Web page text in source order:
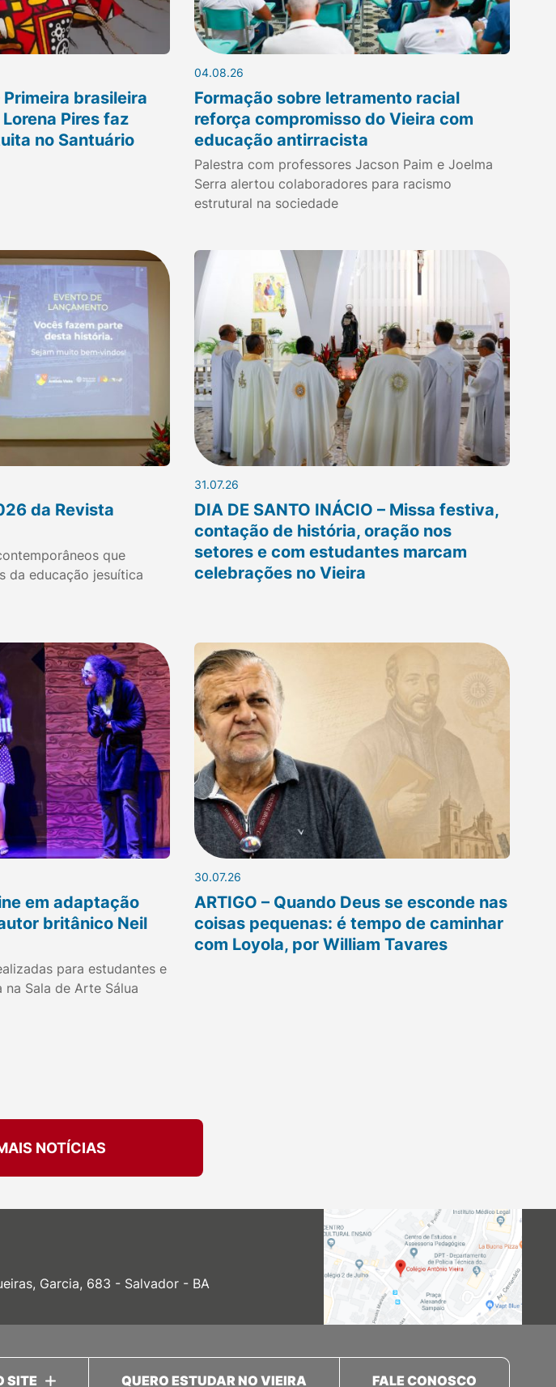
Primeira brasileira
Pires faz
no Santuário
04.08.26
Formação sobre letramento racial
reforça compromisso do Vieira com
educação antirracista
Palestra com professores Jacson Paim e Joelma
Serra alertou colaboradores para racismo
estrutural na sociedade
da Revista
que
da educação jesuítica
31.07.26
DIA DE SANTO INÁCIO – Missa festiva,
contação de história, oração nos
setores e com estudantes marcam
celebrações no Vieira
em adaptação
britânico Neil
para estudantes e
Sala de Arte Sálua
30.07.26
ARTIGO – Quando Deus se esconde nas
coisas pequenas: é tempo de caminhar
com Loyola, por William Tavares
NOTÍCIAS
Garcia, 683 - Salvador - BA
SITE QUERO ESTUDAR NO VIEIRA FALE CONOSCO